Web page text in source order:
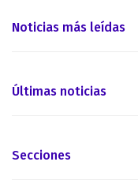
Noticias más leídas
Últimas noticias
Secciones